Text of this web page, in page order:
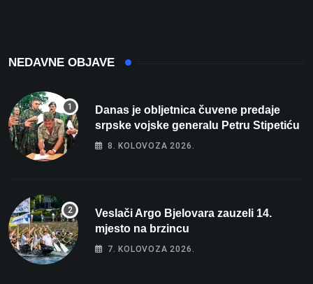
NEDAVNE OBJAVE
Danas je obljetnica čuvene predaje
srpske vojske generalu Petru Stipetiću
8. KOLOVOZA 2026.
Veslači Argo Bjelovara zauzeli 14.
mjesto na brzincu
7. KOLOVOZA 2026.